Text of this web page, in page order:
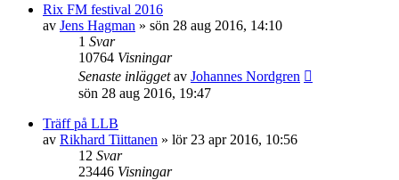
Rix FM festival 2016
av Jens Hagman » sön 28 aug 2016, 14:10
1 Svar
10764 Visningar
Senaste inläggetav Johannes Nordgren
sön 28 aug 2016, 19:47
Träff på LLB
av Rikhard Tiittanen » lör 23 apr 2016, 10:56
12 Svar
23446 Visningar